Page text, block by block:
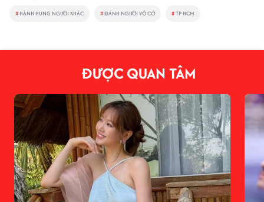
# HÀNH HUNG NGƯỜI KHÁC #ĐÁNH NGƯỜI VÔ CỚ #TP HCM
ĐƯỢC QUAN TÂM